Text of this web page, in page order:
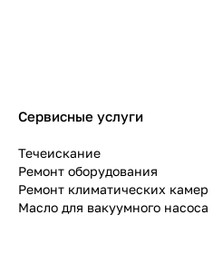
Сервисные услуги
Течеискание
Ремонт оборудования
Ремонт климатических камер
Масло для вакуумного насоса